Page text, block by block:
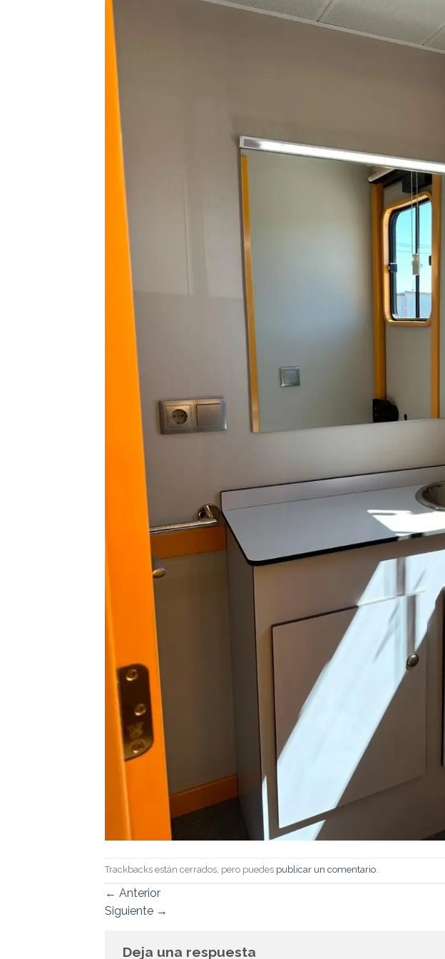
Trackbacks están cerrados, pero puedes publicar un comentario
← Anterior
Siguiente →
Deja una respuesta